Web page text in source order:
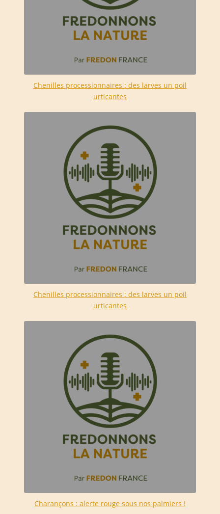
Chenilles processionnaires : des larves un poil
urticantes
Chenilles processionnaires : des larves un poil
urticantes
Charançons : alerte rouge sous nos palmiers !